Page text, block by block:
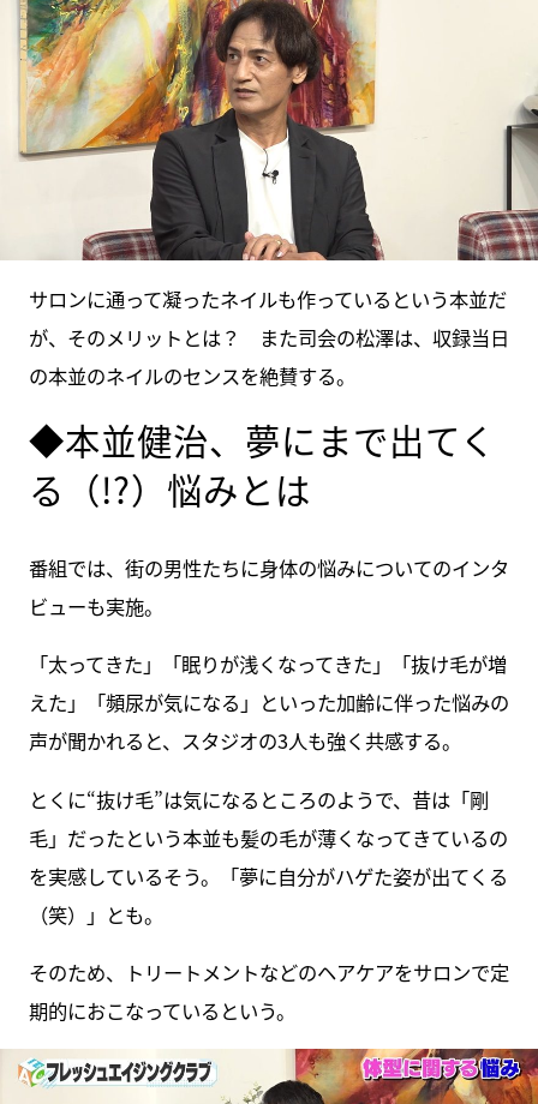
サロンに通って凝ったネイルも作っているという本並だ
が、そのメリットとは？ また司会の松澤は、収録当日
の本並のネイルのセンスを絶賛する。
◆本並健治、夢にまで出てく
る（!?）悩みとは
番組では、街の男性たちに身体の悩みについてのインタ
ビューも実施。
「太ってきた」「眠りが浅くなってきた」「抜け毛が増
えた」「頻尿が気になる」といった加齢に伴った悩みの
声が聞かれると、スタジオの3人も強く共感する。
とくに“抜け毛”は気になるところのようで、昔は「剛
毛」だったという本並も髪の毛が薄くなってきているの
を実感しているそう。「夢に自分がハゲた姿が出てくる
（笑）」とも。
そのため、トリートメントなどのヘアケアをサロンで定
期的におこなっているという。